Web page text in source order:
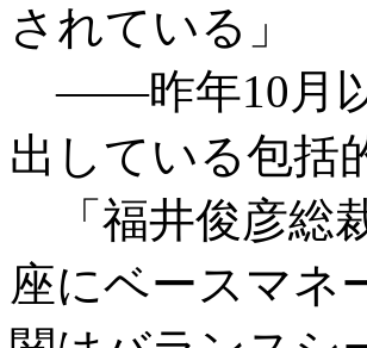
されている」
――昨年10月以
出している包括
「福井俊彦総
座にベースマネ